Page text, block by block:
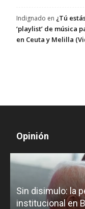
Indignado en ¿Tú
‘playlist’ de música
en Ceuta y Melilla
Opinión
Sin disimulo: la
institucional en